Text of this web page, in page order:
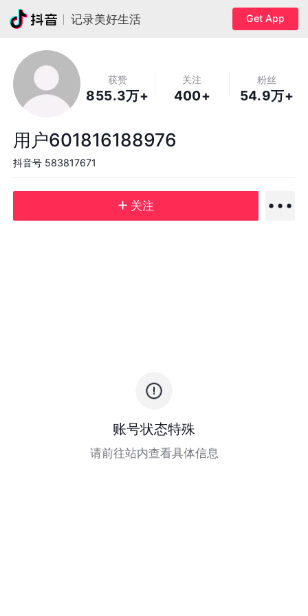
记录美好生活 Get App
获赞
855.3万+
关注
400+
粉丝
54.9万+
用户601816188976
抖音号 583817671
关注
账号状态特殊
请前往站内查看具体信息